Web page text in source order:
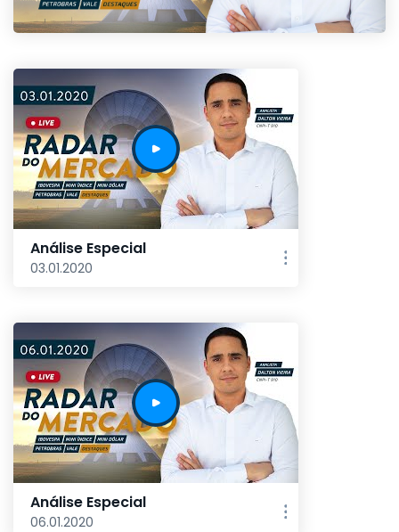
Análise Especial
03.01.2020
Análise Especial
06.01.2020